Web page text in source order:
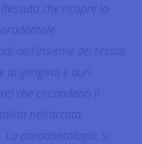
che ricopre la
dell'insieme dei tessuti
la gengiva) e duri
che circondano il
nell'arcata
La parodontologia, si